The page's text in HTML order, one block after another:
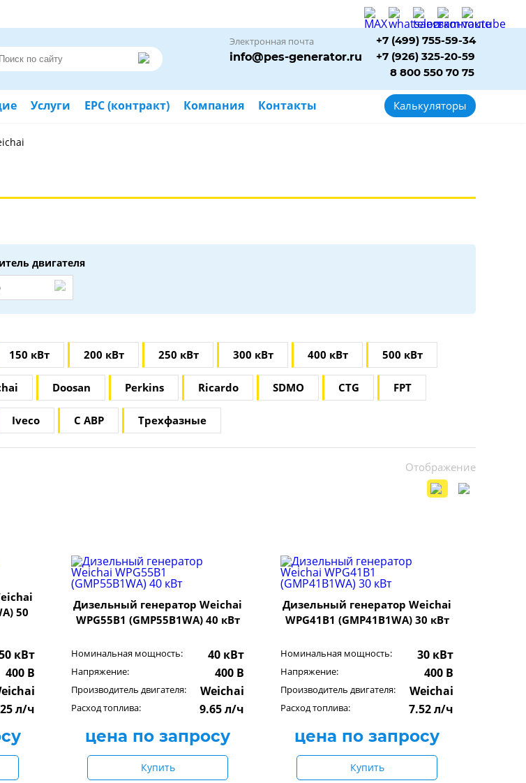
Электронная почта
info@pes-generator.ru
+7 (499) 755-59-34
+7 (926) 325-20-59
8 800 550 70 75
Услуги ЕРС (контракт) Компания Контакты Калькуляторы
двигателя
150 кВт 200 кВт 250 кВт 300 кВт 400 кВт 500 кВт
Doosan Perkins Ricardo SDMO CTG FPT
Iveco С АВР Трехфазные
Отображение
50
кВт
400 В
л/ч
Дизельный генератор Weichai
WPG55B1 (GMP55B1WA) 40 кВт
Номинальная мощность: 40 кВт
Напряжение: 400 В
Производитель двигателя: Weichai
Расход топлива: 9.65 л/ч
цена по запросу
Купить
Дизельный генератор Weichai
WPG41B1 (GMP41B1WA) 30 кВт
Номинальная мощность: 30 кВт
Напряжение: 400 В
Производитель двигателя: Weichai
Расход топлива: 7.52 л/ч
цена по запросу
Купить